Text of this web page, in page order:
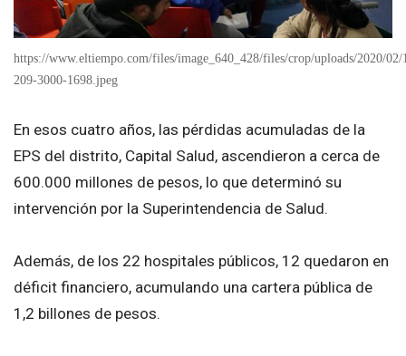
https://www.eltiempo.com/files/image_640_428/files/crop/uploads/2020/
209-3000-1698.jpeg
En esos cuatro años, las pérdidas acumuladas de la
EPS del distrito, Capital Salud, ascendieron a cerca de
600.000 millones de pesos, lo que determinó su
intervención por la Superintendencia de Salud.
Además, de los 22 hospitales públicos, 12 quedaron en
déficit financiero, acumulando una cartera pública de
1,2 billones de pesos.